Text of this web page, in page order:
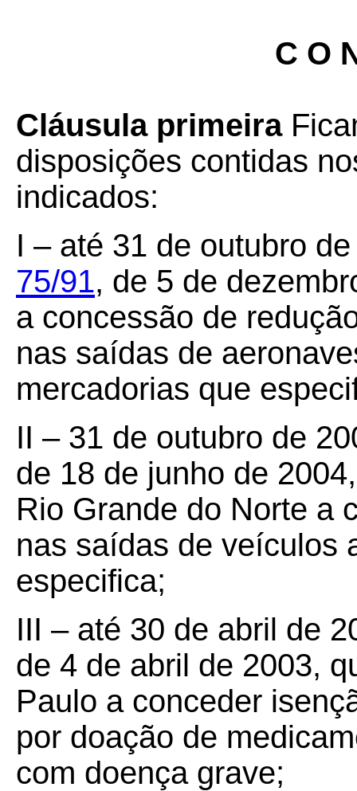
C O
Cláusula primeira
disposições contidas
indicados:
I – até 31 de outubro
75/91, de 5 de
a concessão de
nas saídas de
mercadorias que
II – 31 de outubro de
de 18 de junho de
Rio Grande do Norte a
nas saídas de veículos
especifica;
III – até 30 de abril de
de 4 de abril de 2003,
Paulo a conceder
por doação de
com doença grave;